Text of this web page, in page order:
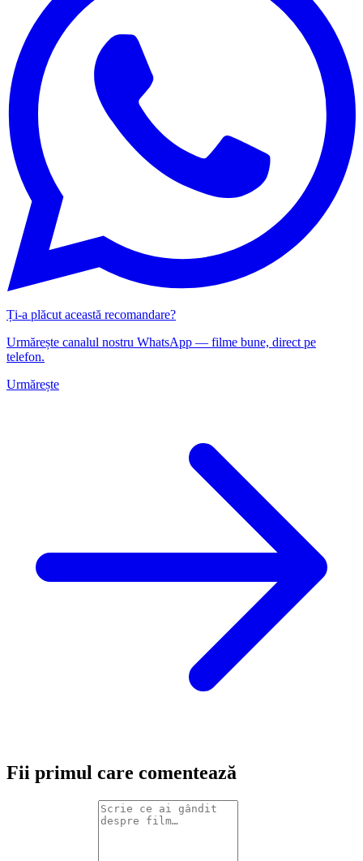
Ți-a plăcut această recomandare?
Urmărește canalul nostru WhatsApp — filme bune, direct pe
telefon.
Urmărește
Fii primul care comentează